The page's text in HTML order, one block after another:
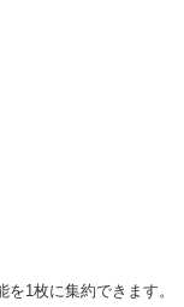
1枚に集約できます。